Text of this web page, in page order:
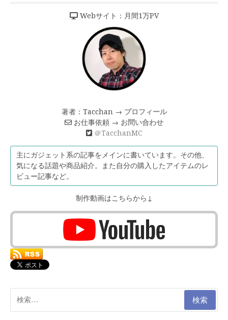
Webサイト：月間1万PV
著者：Tacchan → プロフィール
お仕事依頼 → お問い合わせ
＠TacchanMC
主にガジェット系の記事をメインに書いています。その他、
気になる話題や商品紹介。また自分の購入したアイテムのレ
ビュー記事など。
制作動画はこちらから↓
索: